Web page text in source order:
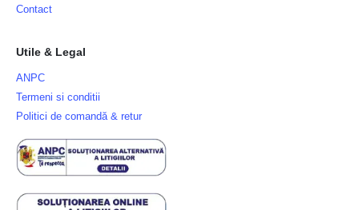
Contact
Utile & Legal
ANPC
Termeni si conditii
Politici de comandă & retur